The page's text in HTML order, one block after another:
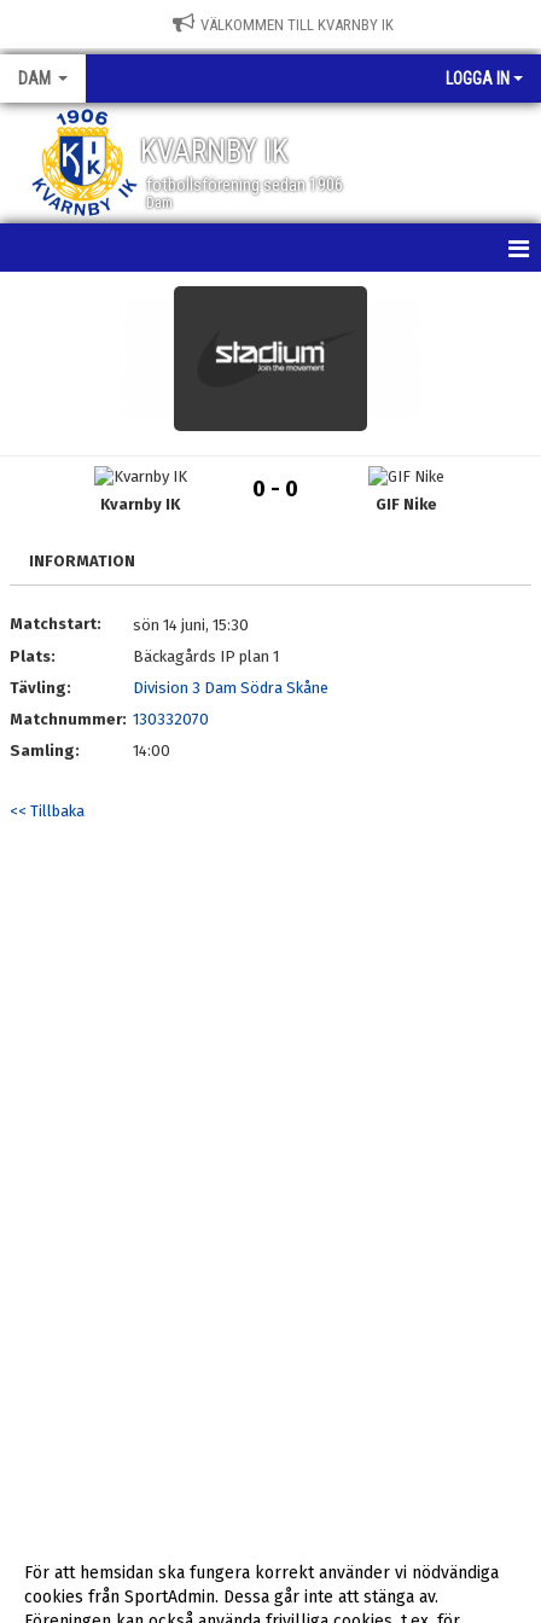
VÄLKOMMEN TILL KVARNBY IK
DAM LOGGA IN
KVARNBY IK
fotbollsförening sedan 1906
Dam
TRÄNING
KONTAKT
Kvarnby IK
0 - 0
GIF Nike
INFORMATION
Matchstart:
sön 14 juni, 15:30
Plats:
Bäckagårds IP plan 1
Tävling:
Division 3 Dam Södra Skåne
Matchnummer: 130332070
Samling:
14:00
<< Tillbaka
För att hemsidan ska fungera korrekt använder vi nödvändiga
cookies från SportAdmin. Dessa går inte att stänga av.